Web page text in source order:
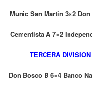
Munic San Martin 3×2 Don
Cementista A 7×2
TERCERA DIVISION
Don Bosco B 6×4 Banco